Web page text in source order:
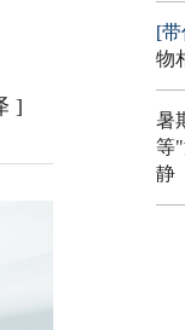
]
[
物
暑
等
静